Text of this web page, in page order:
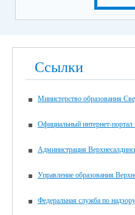
Ссылки
Министерство образования
Официальный интернет-портал
Администрация
Управление образования
Федеральная служба по